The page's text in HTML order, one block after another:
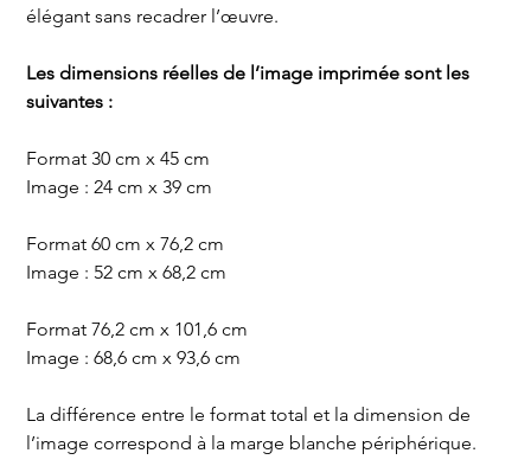
élégant sans recadrer l’œuvre.
Les dimensions réelles de l’image imprimée sont les
suivantes :
Format 30 cm x 45 cm
Image : 24 cm x 39 cm
Format 60 cm x 76,2 cm
Image : 52 cm x 68,2 cm
Format 76,2 cm x 101,6 cm
Image : 68,6 cm x 93,6 cm
La différence entre le format total et la dimension de
l’image correspond à la marge blanche périphérique.